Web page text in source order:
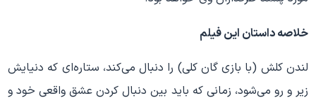
خلاصه داستان این فیلم
لندن کلش (با بازی گان کلی) را دنبال می‌کند، ستاره‌ای که دنیایش
زیر و رو می‌شود، زمانی که باید بین دنبال کردن عشق واقعی خود و